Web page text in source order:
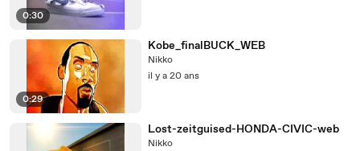
0:30
0:29
Kobe_finalBUCK_WEB
Nikko
il y a 20 ans
Lost-zeitguised-HONDA-CIVIC-web
Nikko